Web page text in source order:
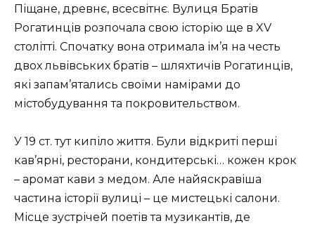
Піщане, древнє, всесвітнє. Вулиця Братів
Рогатинців розпочала свою історію ще в XV
столітті. Спочатку вона отримала ім’я на честь
двох львівських братів – шляхтичів Рогатинців,
які запам’ятались своїми намірами до
містобудування та покровительством.
У 19 ст. тут кипіло життя. Були відкриті перші
кав’ярні, ресторани, кондитерські… кожен крок
– аромат кави з медом. Але найяскравіша
частина історії вулиці – це мистецькі салони.
Місце зустрічей поетів та музикантів, де